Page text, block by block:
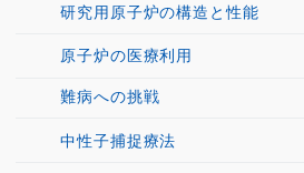
研究用原子炉の構造と性能
原子炉の医療利用
難病への挑戦
中性子捕捉療法